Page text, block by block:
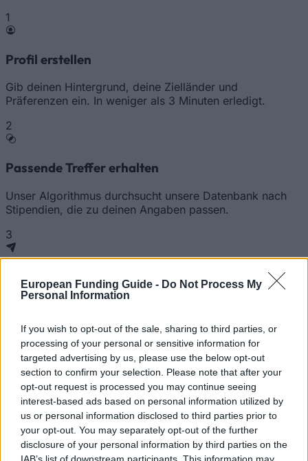
European Funding Guide - Do Not Process My
Personal Information
If you wish to opt-out of the sale, sharing to third parties, or
processing of your personal or sensitive information for
targeted advertising by us, please use the below opt-out
section to confirm your selection. Please note that after your
opt-out request is processed you may continue seeing
interest-based ads based on personal information utilized by
us or personal information disclosed to third parties prior to
your opt-out. You may separately opt-out of the further
disclosure of your personal information by third parties on the
1
Profil erstellen
Gib deinen Hintergrund, deine Zielländer und
Präferenzen ein. In weniger als 3 Minuten erledigt.
2
Passende Treffer erhalten
Unser Algorithmus durchsucht unsere Datenbank nach
Stipendien, die zu deinen Angaben passen.
3
Förderung beantragen
Unsere Partner